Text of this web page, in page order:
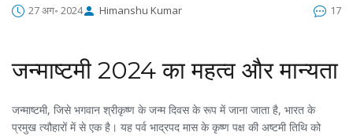
27 अग॰ 2024 Himanshu Kumar 17
जन्माष्टमी 2024 का महत्व और मान्यता
जन्माष्टमी, जिसे भगवान श्रीकृष्ण के जन्म दिवस के रूप में जाना जाता है, भारत के
प्रमुख त्यौहारों में से एक है। यह पर्व भाद्रपद मास के कृष्ण पक्ष की अष्टमी तिथि को